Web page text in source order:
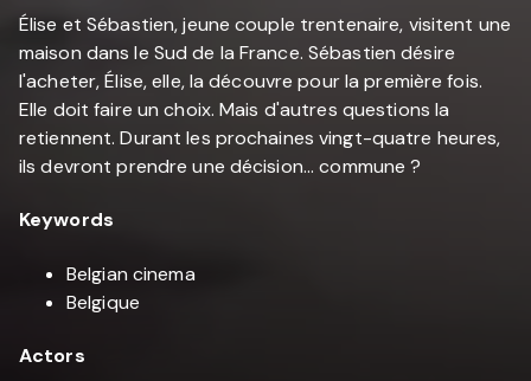
Élise et Sébastien, jeune couple trentenaire, visitent une
maison dans le Sud de la France. Sébastien désire
l'acheter, Élise, elle, la découvre pour la première fois.
Elle doit faire un choix. Mais d'autres questions la
retiennent. Durant les prochaines vingt-quatre heures,
ils devront prendre une décision... commune ?
Keywords
Belgian cinema
Belgique
Actors